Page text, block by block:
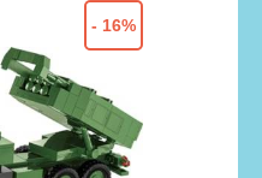
- 16%